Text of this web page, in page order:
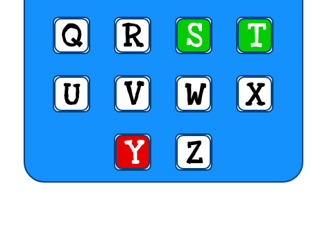
Q
R S
T
U
V W
X
Y
Z